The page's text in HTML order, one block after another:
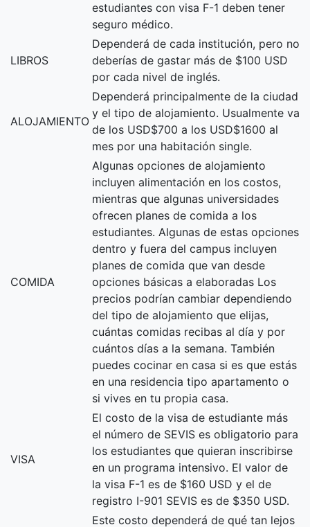
estudiantes con visa F-1 deben tener
seguro médico.
LIBROS
Dependerá de cada institución, pero no
deberías de gastar más de $100 USD
por cada nivel de inglés.
ALOJAMIENTO
Dependerá principalmente de la ciudad
y el tipo de alojamiento. Usualmente va
de los USD$700 a los USD$1600 al
mes por una habitación single.
COMIDA
Algunas opciones de alojamiento
incluyen alimentación en los costos,
mientras que algunas universidades
ofrecen planes de comida a los
estudiantes. Algunas de estas opciones
dentro y fuera del campus incluyen
planes de comida que van desde
opciones básicas a elaboradas Los
precios podrían cambiar dependiendo
del tipo de alojamiento que elijas,
cuántas comidas recibas al día y por
cuántos días a la semana. También
puedes cocinar en casa si es que estás
en una residencia tipo apartamento o
si vives en tu propia casa.
VISA
El costo de la visa de estudiante más
el número de SEVIS es obligatorio para
los estudiantes que quieran inscribirse
en un programa intensivo. El valor de
la visa F-1 es de $160 USD y el de
registro I-901 SEVIS es de $350 USD.
Este costo dependerá de qué tan lejos